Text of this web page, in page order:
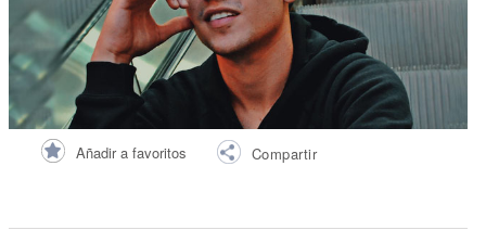
Añadir a favoritos Compartir